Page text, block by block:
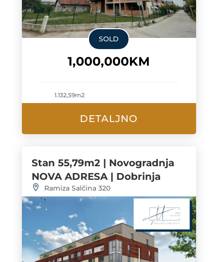
SOLD
1,000,000KM
1.132,59m2
DETALJNO
Stan 55,79m2 | Novogradnja
NOVA ADRESA | Dobrinja
Ramiza Salčina 320